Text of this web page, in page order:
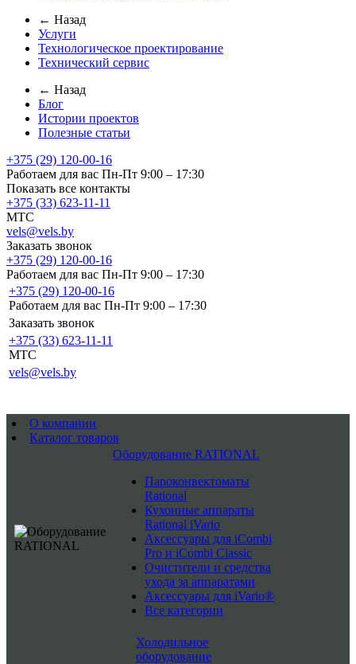
← Назад
Услуги
Технологическое проектирование
Технический сервис
← Назад
Блог
Истории проектов
Полезные статьи
+375 (29) 120-00-16
Работаем для вас Пн-Пт 9:00 – 17:30
Показать все контакты
+375 (33) 623-11-11
MTC
vels@vels.by
Заказать звонок
+375 (29) 120-00-16
Работаем для вас Пн-Пт 9:00 – 17:30
+375 (29) 120-00-16
Работаем для вас Пн-Пт 9:00 – 17:30
Заказать звонок
+375 (33) 623-11-11
MTC
vels@vels.by
О компании
Каталог товаров
Оборудование RATIONAL
Пароконвектоматы
Rational
Кухонные аппараты
Rational iVario
Аксессуары для iCombi
Pro и iCombi Classic
Очистители и средства
ухода за аппаратами
Аксессуары для iVario®
Все категории
Холодильное
оборудование